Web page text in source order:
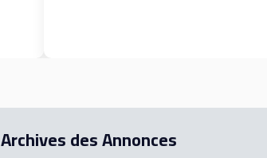
Archives des Annonces